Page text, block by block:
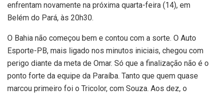
enfrentam novamente na próxima quarta-feira (14), em
Belém do Pará, às 20h30.
O Bahia não começou bem e contou com a sorte. O Auto
Esporte-PB, mais ligado nos minutos iniciais, chegou com
perigo diante da meta de Omar. Só que a finalização não é o
ponto forte da equipe da Paraíba. Tanto que quem quase
marcou primeiro foi o Tricolor, com Souza. Aos dez, o